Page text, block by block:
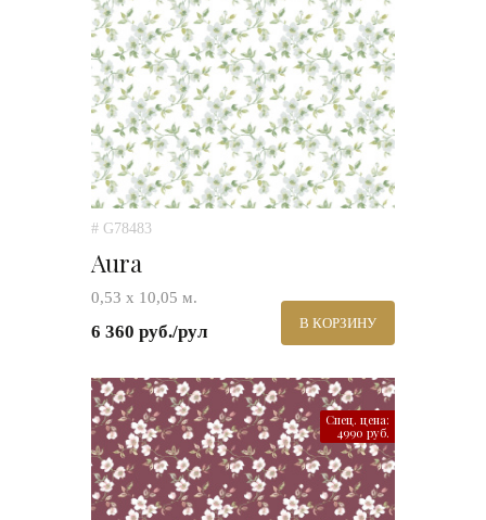
# G78483
Aura
0,53 х 10,05 м.
6 360 руб./рул В КОРЗИНУ
Спец. цена:
4990 руб.